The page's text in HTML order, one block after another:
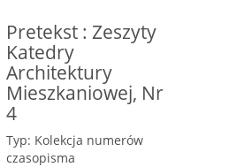
Pretekst : Zeszyty
Katedry
Architektury
Mieszkaniowej, Nr
4
Typ: Kolekcja numerów
czasopisma